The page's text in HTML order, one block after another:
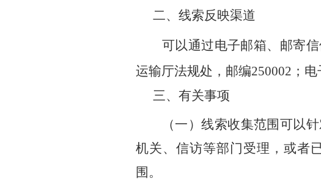
二、线索反映渠道
可以通过电子邮箱、邮寄
运输厅法规处 ，邮编250002 ；
三、有关事项
（一）线索收集范围可以
机关、信访等部门受理，或者
围。